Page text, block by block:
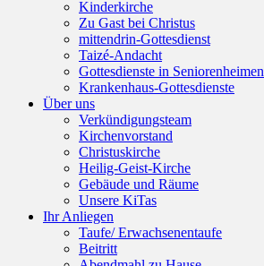
Kinderkirche
Zu Gast bei Christus
mittendrin-Gottesdienst
Taizé-Andacht
Gottesdienste in Seniorenheimen
Krankenhaus-Gottesdienste
Über uns
Verkündigungsteam
Kirchenvorstand
Christuskirche
Heilig-Geist-Kirche
Gebäude und Räume
Unsere KiTas
Ihr Anliegen
Taufe/ Erwachsenentaufe
Beitritt